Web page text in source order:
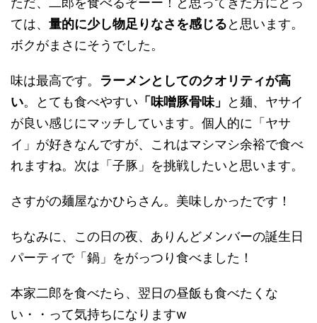
ては、 量的に少し物足りなさを感じると思います。
ボクがまさにそうでした。
味は最高です。 ラーメンとしてのクオリティが高
い。とても食べやすい 「味噌豚骨味」
と麺、ヤサイ
が良い感じにマッチしています。個人的に「ヤサ
イ」が好きなんですが、これはマシマシ余裕で食べ
れますね。次は「子豚」を挑戦したいと思います。
さすがの麺屋なかひらさん。美味しかったです！
ちなみに、この日の夜、ありんどメンバーの誕生日
パーティで「鍋」をがっつり食べました！
本家二郎を食べたら、翌日の昼飯も食べたくな
い・・って気持ちになりますw